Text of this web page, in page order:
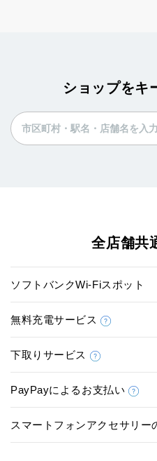
ショップをキ
全店舗共
ソフトバンクWi-Fiスポット
無料充電サービス
下取りサービス
PayPayによるお支払い
スマートフォンアクセサリー